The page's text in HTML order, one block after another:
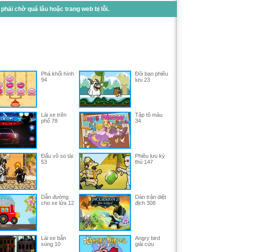
chờ quá lâu hoặc trang web bị lỗi.
Phá khối hình
94
Đôi bạn phiêu
lưu 23
Lái xe trên
phố 78
Tập tô màu
34
Đấu võ so tài
53
Phiêu lưu kỳ
thú 147
Dẫn đường
cho xe lửa 12
Dàn trận diệt
địch 308
Lái xe bắn
súng 10
Angry bird
giải cứu